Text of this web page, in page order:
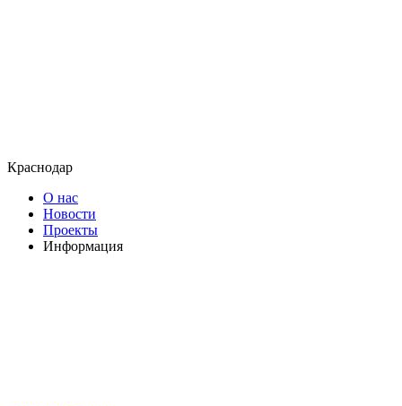
Краснодар
О нас
Новости
Проекты
Информация